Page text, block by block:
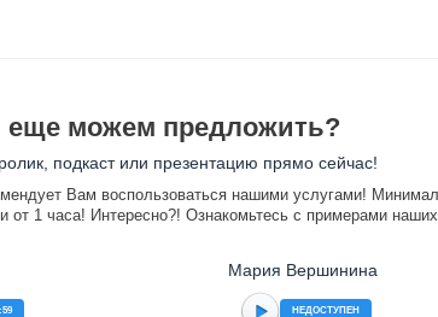
можем предложить?
подкаст или презентацию прямо сейчас!
Вам воспользоваться нашими услугами!
от 1 часа! Интересно?! Ознакомьтесь с примерами
Мария Вершинина
НЕДОСТУПЕН